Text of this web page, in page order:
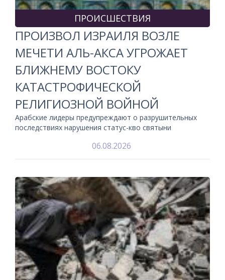
ПРОИСШЕСТВИЯ
ПРОИЗВОЛ ИЗРАИЛЯ ВОЗЛЕ
МЕЧЕТИ АЛЬ-АКСА УГРОЖАЕТ
БЛИЖНЕМУ ВОСТОКУ
КАТАСТРОФИЧЕСКОЙ
РЕЛИГИОЗНОЙ ВОЙНОЙ
Арабские лидеры предупреждают о разрушительных
последствиях нарушения статус-кво святыни
06.08.2026